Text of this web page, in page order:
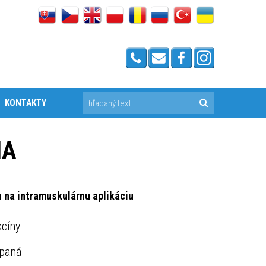
KONTAKTY
intramuskulárnu aplikáciu